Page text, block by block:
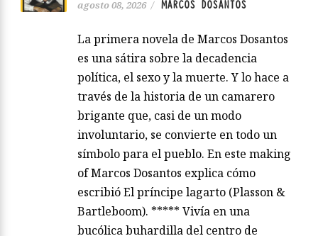
agosto 08, 2026 / MARCOS DOSANTOS
La primera novela de Marcos Dosantos
es una sátira sobre la decadencia
política, el sexo y la muerte. Y lo hace a
través de la historia de un camarero
brigante que, casi de un modo
involuntario, se convierte en todo un
símbolo para el pueblo. En este making
of Marcos Dosantos explica cómo
escribió El príncipe lagarto (Plasson &
Bartleboom). ***** Vivía en una
bucólica buhardilla del centro de